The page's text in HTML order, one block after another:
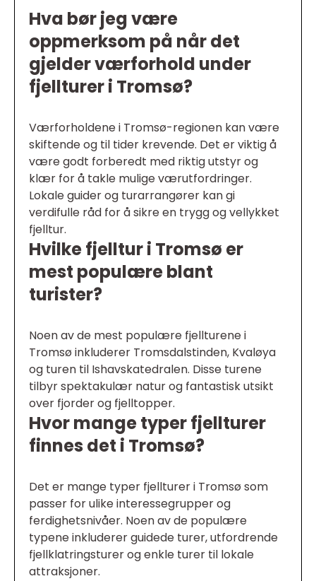
Hva bør jeg være
oppmerksom på når det
gjelder værforhold under
fjellturer i Tromsø?
Værforholdene i Tromsø-regionen kan være
skiftende og til tider krevende. Det er viktig å
være godt forberedt med riktig utstyr og
klær for å takle mulige værutfordringer.
Lokale guider og turarrangører kan gi
verdifulle råd for å sikre en trygg og vellykket
fjelltur.
Hvilke fjelltur i Tromsø er
mest populære blant
turister?
Noen av de mest populære fjellturene i
Tromsø inkluderer Tromsdalstinden, Kvaløya
og turen til Ishavskatedralen. Disse turene
tilbyr spektakulær natur og fantastisk utsikt
over fjorder og fjelltopper.
Hvor mange typer fjellturer
finnes det i Tromsø?
Det er mange typer fjellturer i Tromsø som
passer for ulike interessegrupper og
ferdighetsnivåer. Noen av de populære
typene inkluderer guidede turer, utfordrende
fjellklatringsturer og enkle turer til lokale
attraksjoner.